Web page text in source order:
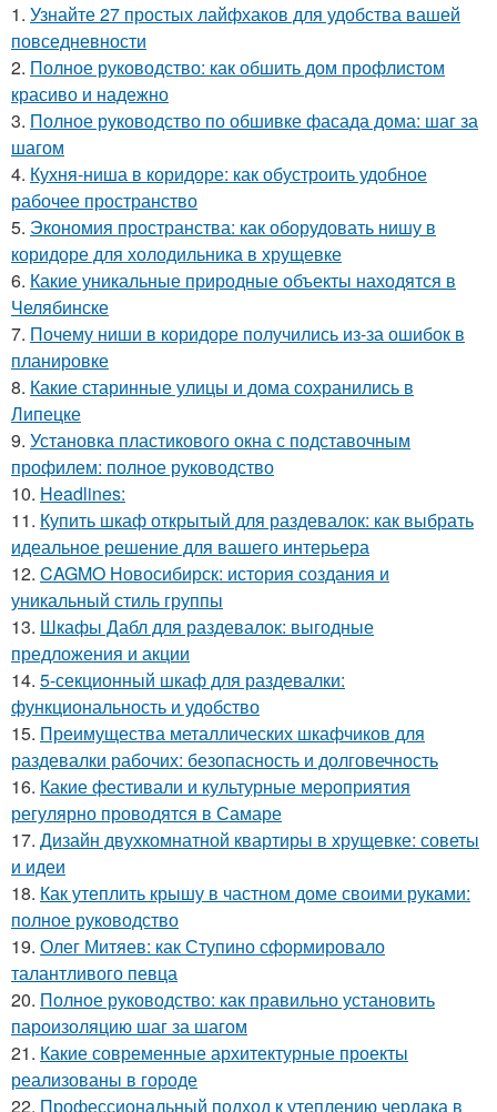
1. Узнайте 27 простых лайфхаков для удобства вашей
повседневности
2. Полное руководство: как обшить дом профлистом
красиво и надежно
3. Полное руководство по обшивке фасада дома: шаг за
шагом
4. Кухня-ниша в коридоре: как обустроить удобное
рабочее пространство
5. Экономия пространства: как оборудовать нишу в
коридоре для холодильника в хрущевке
6. Какие уникальные природные объекты находятся в
Челябинске
7. Почему ниши в коридоре получились из-за ошибок в
планировке
8. Какие старинные улицы и дома сохранились в
Липецке
9. Установка пластикового окна с подставочным
профилем: полное руководство
10. Headlines:
11. Купить шкаф открытый для раздевалок: как выбрать
идеальное решение для вашего интерьера
12. CAGMO Новосибирск: история создания и
уникальный стиль группы
13. Шкафы Дабл для раздевалок: выгодные
предложения и акции
14. 5-секционный шкаф для раздевалки:
функциональность и удобство
15. Преимущества металлических шкафчиков для
раздевалки рабочих: безопасность и долговечность
16. Какие фестивали и культурные мероприятия
регулярно проводятся в Самаре
17. Дизайн двухкомнатной квартиры в хрущевке: советы
и идеи
18. Как утеплить крышу в частном доме своими руками:
полное руководство
19. Олег Митяев: как Ступино сформировало
талантливого певца
20. Полное руководство: как правильно установить
пароизоляцию шаг за шагом
21. Какие современные архитектурные проекты
реализованы в городе
22. Профессиональный подход к утеплению чердака в